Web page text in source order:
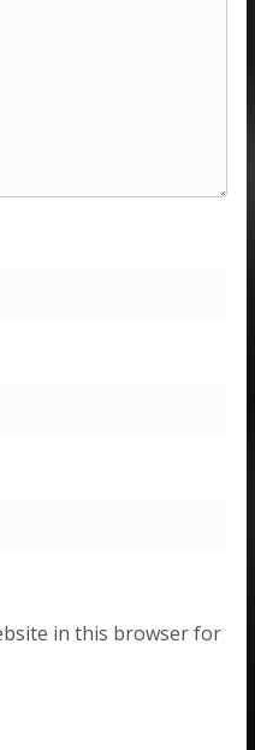
in this browser for